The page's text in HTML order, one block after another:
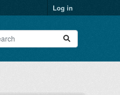
Log in